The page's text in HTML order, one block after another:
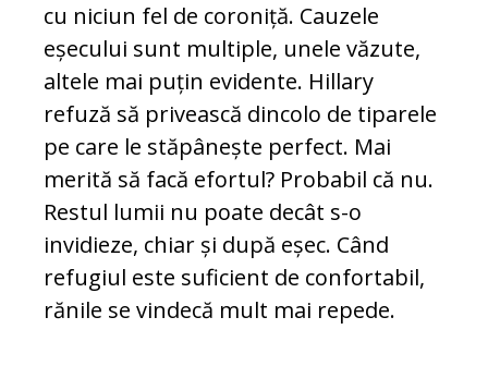
cu niciun fel de coroniță. Cau­zele
eșecului sunt multiple, unele văzute,
altele mai puțin evidente. Hillary
refuză să privească dincolo de tiparele
pe care le stăpânește perfect. Mai
merită să facă efor­tul? Probabil că nu.
Restul lumii nu poa­te de­cât s-o
invidieze, chiar și după eșec. Când
refugiul este suficient de confortabil,
ră­nile se vindecă mult mai repede.